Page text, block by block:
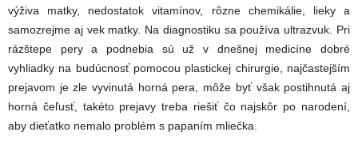
výživa matky, nedostatok vitamínov, rôzne chemikálie, lieky a
samozrejme aj vek matky. Na diagnostiku sa používa ultrazvuk. Pri
rázštepe pery a podnebia sú už v dnešnej medicíne dobré
vyhliadky na budúcnosť pomocou plastickej chirurgie, najčastejším
prejavom je zle vyvinutá horná pera, môže byť však postihnutá aj
horná čeľusť, takéto prejavy treba riešiť čo najskôr po narodení,
aby dieťatko nemalo problém s papaním mliečka.